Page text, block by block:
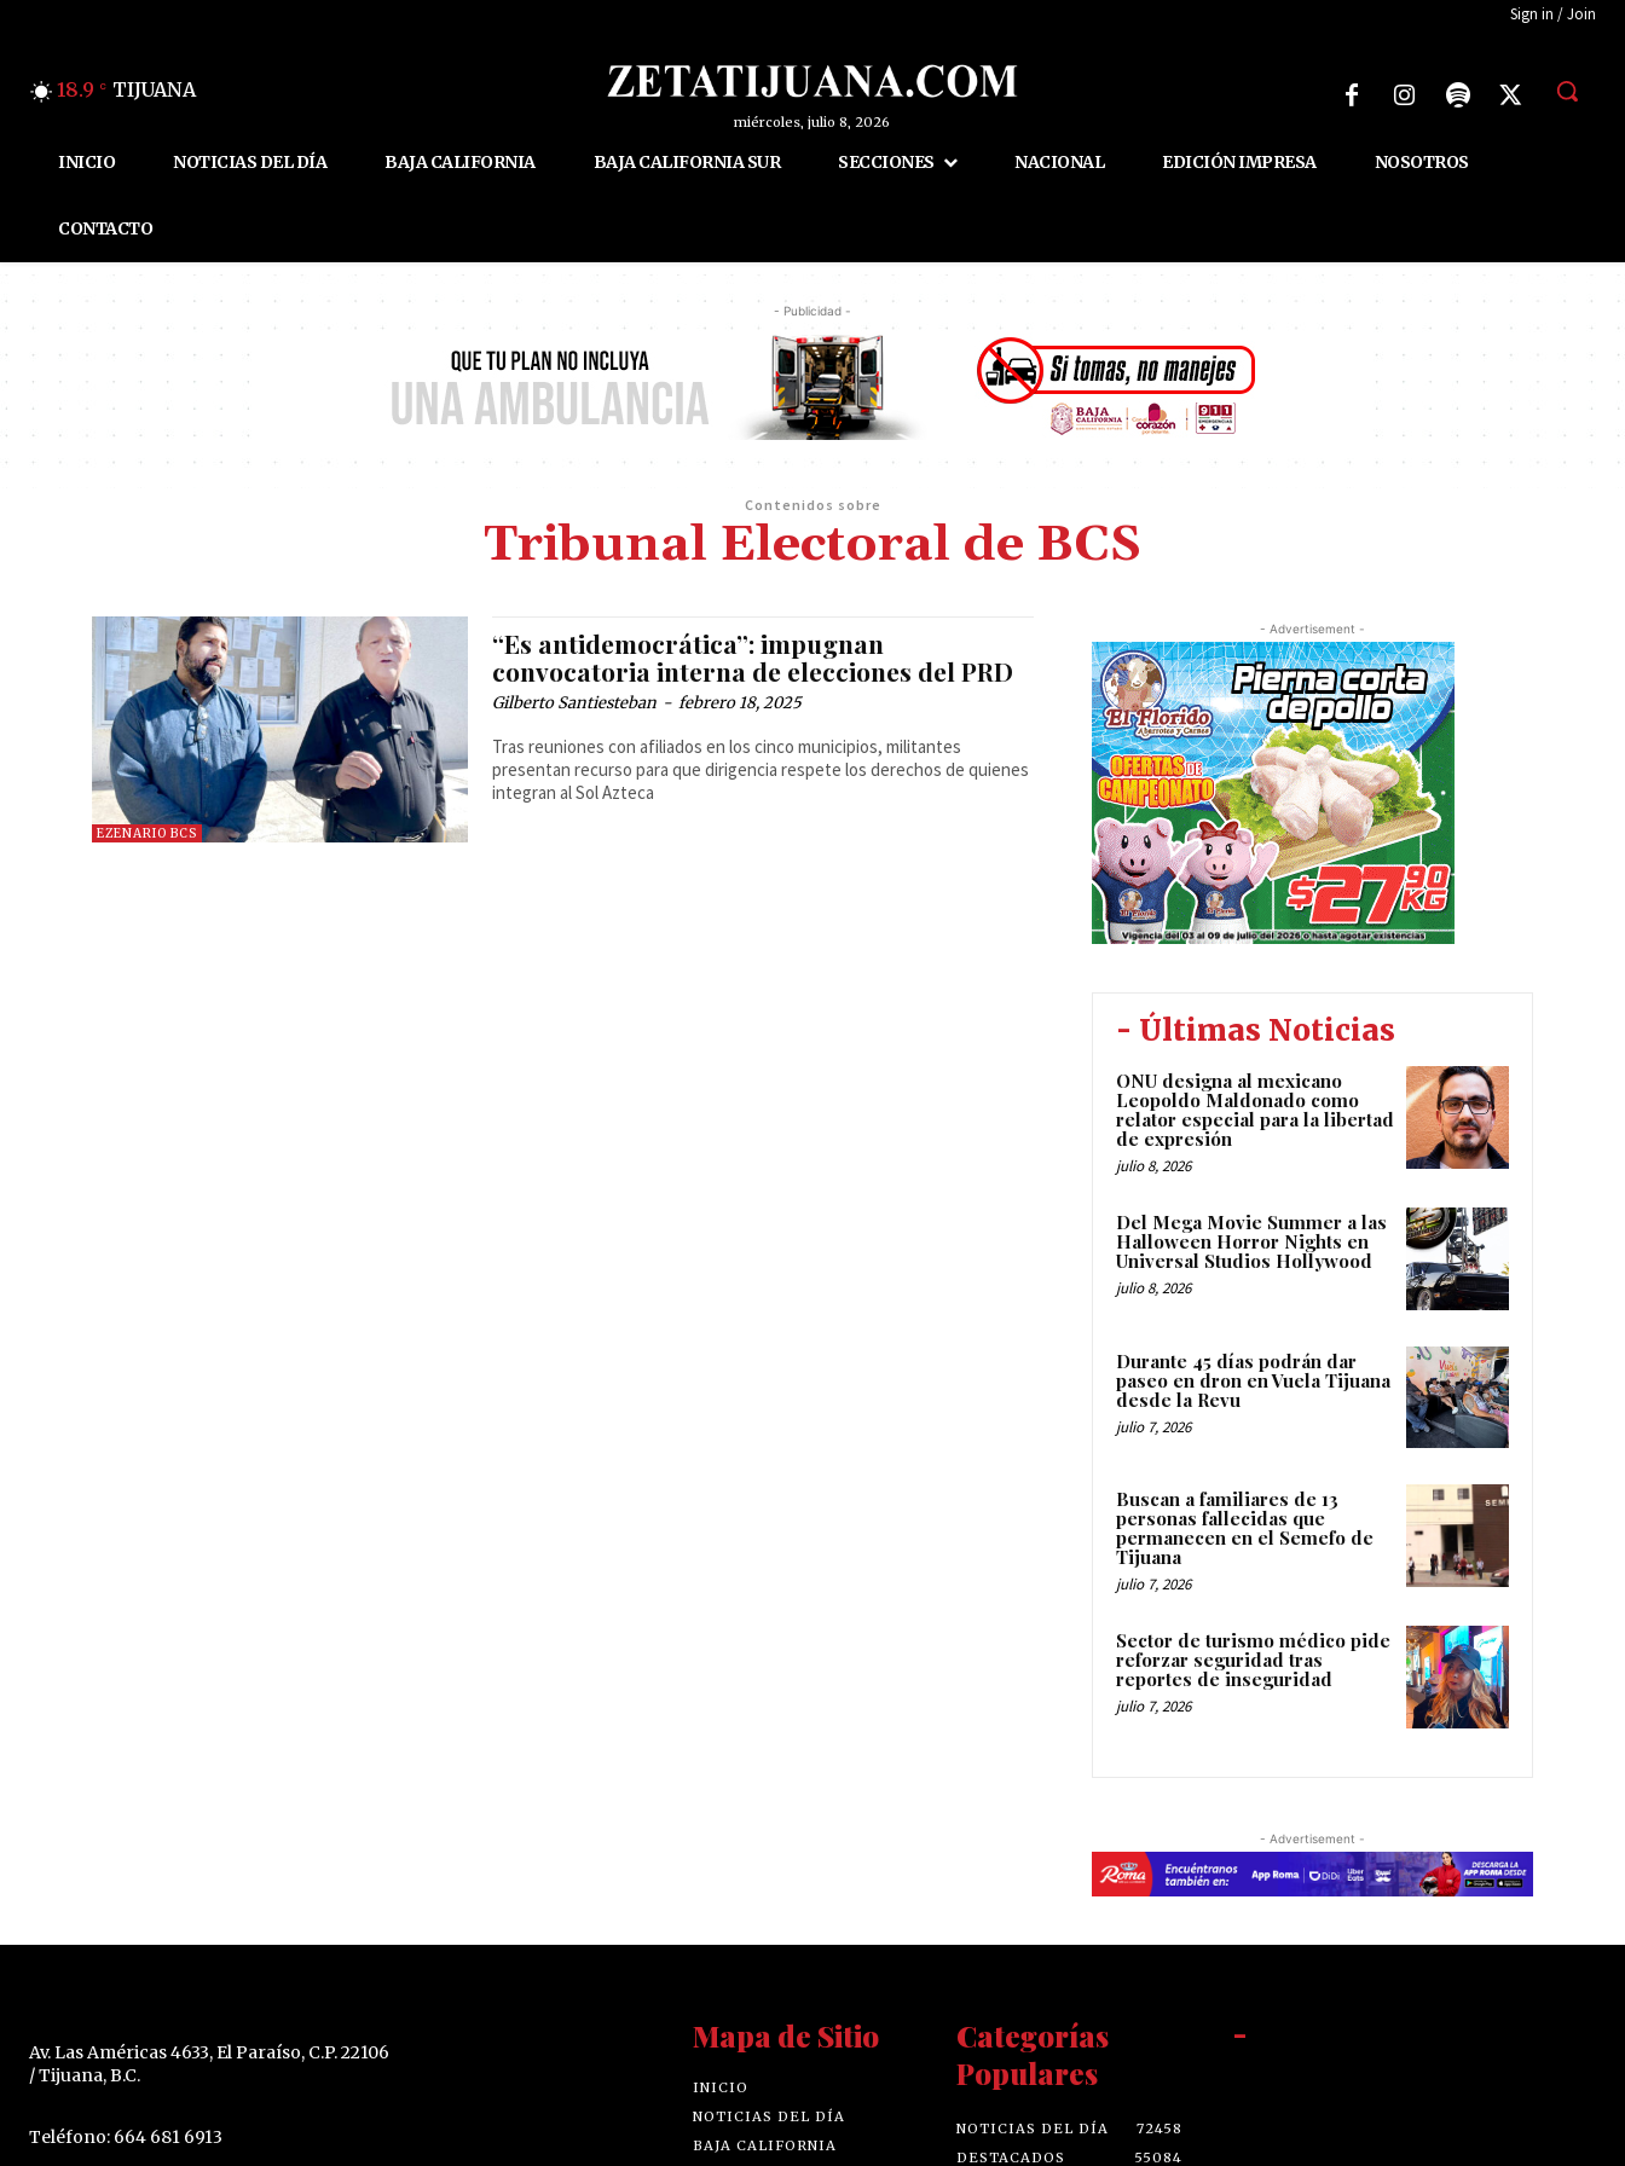
Sign in / Join
18.9 C TIJUANA
miércoles, julio 8, 2026
INICIO NOTICIAS DEL DÍA BAJA CALIFORNIA BAJA CALIFORNIA SUR SECCIONES NACIONAL EDICIÓN IMPRESA NOSOTROS
CONTACTO
- Publicidad -
Contenidos sobre
Tribunal Electoral de BCS
EZENARIO BCS
“Es antidemocrática”: impugnan
convocatoria interna de elecciones del PRD
Gilberto Santiesteban - febrero 18, 2025
Tras reuniones con afiliados en los cinco municipios, militantes
presentan recurso para que dirigencia respete los derechos de quienes
integran al Sol Azteca
- Advertisement -
- Últimas Noticias
ONU designa al mexicano
Leopoldo Maldonado como
relator especial para la libertad
de expresión
julio 8, 2026
Del Mega Movie Summer a las
Halloween Horror Nights en
Universal Studios Hollywood
julio 8, 2026
Durante 45 días podrán dar
paseo en dron en Vuela Tijuana
desde la Revu
julio 7, 2026
Buscan a familiares de 13
personas fallecidas que
permanecen en el Semefo de
Tijuana
julio 7, 2026
Sector de turismo médico pide
reforzar seguridad tras
reportes de inseguridad
julio 7, 2026
- Advertisement -
Av. Las Américas 4633, El Paraíso, C.P. 22106
/ Tijuana, B.C.
Teléfono: 664 681 6913
Mapa de Sitio
INICIO
NOTICIAS DEL DÍA
BAJA CALIFORNIA
Categorías
Populares
NOTICIAS DEL DÍA
72458
DESTACADOS
55084
-